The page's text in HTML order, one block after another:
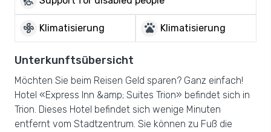
mode_fan Klimatisierung pets Klimatisierung
Unterkunftsübersicht
Möchten Sie beim Reisen Geld sparen? Ganz einfach!
Hotel «Express Inn &amp; Suites Trion» befindet sich in
Trion. Dieses Hotel befindet sich wenige Minuten
entfernt vom Stadtzentrum. Sie können zu Fuß die